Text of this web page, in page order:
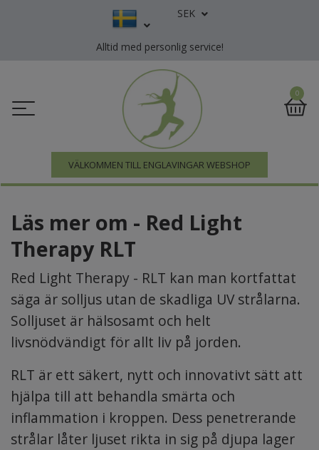
SEK
Alltid med personlig service!
VÄLKOMMEN TILL ENGLAVINGAR WEBSHOP
0
Läs mer om - Red Light
Therapy RLT
Red Light Therapy - RLT kan man kortfattat
säga är solljus utan de skadliga UV strålarna.
Solljuset är hälsosamt och helt
livsnödvändigt för allt liv på jorden.
RLT är ett säkert, nytt och innovativt sätt att
hjälpa till att behandla smärta och
inflammation i kroppen. Dess penetrerande
strålar låter ljuset rikta in sig på djupa lager